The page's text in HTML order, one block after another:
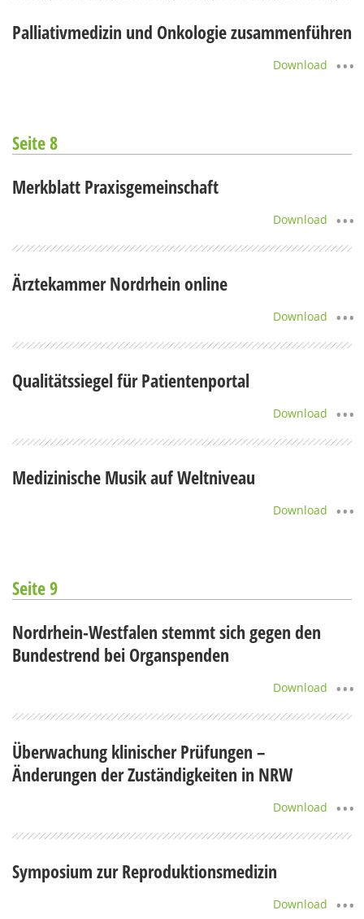
Palliativmedizin und Onkologie zusammenführen
Download
Seite 8
Merkblatt Praxisgemeinschaft
Download
Ärztekammer Nordrhein online
Download
Qualitätssiegel für Patientenportal
Download
Medizinische Musik auf Weltniveau
Download
Seite 9
Nordrhein-Westfalen stemmt sich gegen den
Bundestrend bei Organspenden
Download
Überwachung klinischer Prüfungen –
Änderungen der Zuständigkeiten in NRW
Download
Symposium zur Reproduktionsmedizin
Download